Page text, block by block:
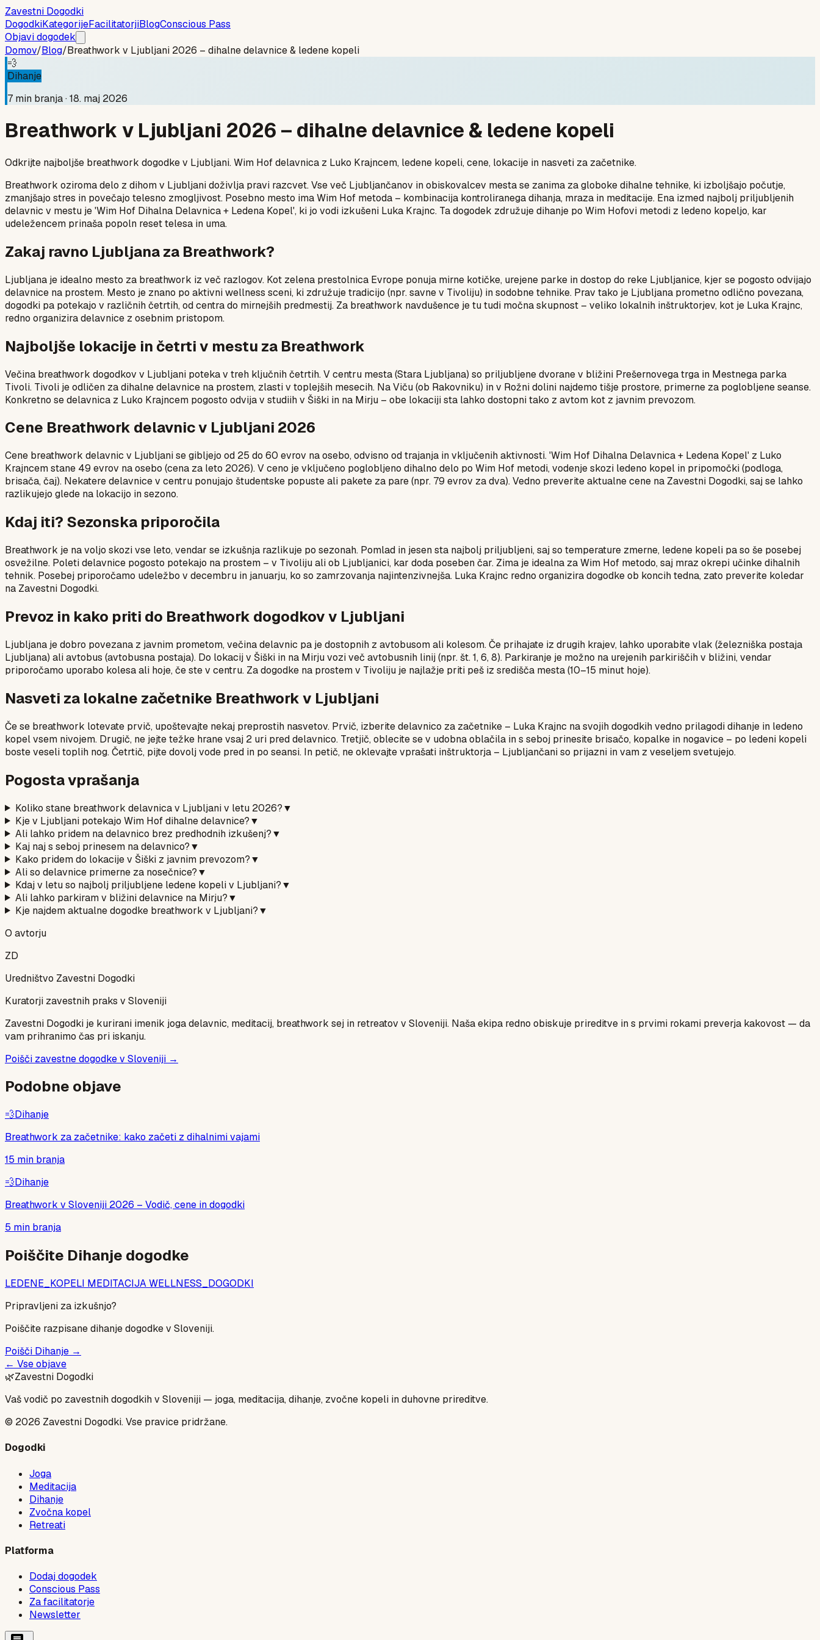
Zavestni Dogodki
DogodkiKategorijeFacilitatorjiBlogConscious Pass
Objavi dogodek
Domov/Blog/Breathwork v Ljubljani 2026 – dihalne delavnice & ledene kopeli
💨
Dihanje
7 min branja ·18. maj 2026
Breathwork v Ljubljani 2026 – dihalne delavnice & ledene kopeli
Odkrijte najboljše breathwork dogodke v Ljubljani. Wim Hof delavnica z Luko Krajncem, ledene kopeli, cene, lokacije in nasveti za začetnike.
Breathwork oziroma delo z dihom v Ljubljani doživlja pravi razcvet. Vse več Ljubljančanov in obiskovalcev mesta se zanima za globoke dihalne tehnike, ki izboljšajo počutje,
zmanjšajo stres in povečajo telesno zmogljivost. Posebno mesto ima Wim Hof metoda – kombinacija kontroliranega dihanja, mraza in meditacije. Ena izmed najbolj priljubljenih
delavnic v mestu je 'Wim Hof Dihalna Delavnica + Ledena Kopel', ki jo vodi izkušeni Luka Krajnc. Ta dogodek združuje dihanje po Wim Hofovi metodi z ledeno kopeljo, kar
udeležencem prinaša popoln reset telesa in uma.
Zakaj ravno Ljubljana za Breathwork?
Ljubljana je idealno mesto za breathwork iz več razlogov. Kot zelena prestolnica Evrope ponuja mirne kotičke, urejene parke in dostop do reke Ljubljanice, kjer se pogosto odvijajo
delavnice na prostem. Mesto je znano po aktivni wellness sceni, ki združuje tradicijo (npr. savne v Tivoliju) in sodobne tehnike. Prav tako je Ljubljana prometno odlično povezana,
dogodki pa potekajo v različnih četrtih, od centra do mirnejših predmestij. Za breathwork navdušence je tu tudi močna skupnost – veliko lokalnih inštruktorjev, kot je Luka Krajnc,
redno organizira delavnice z osebnim pristopom.
Najboljše lokacije in četrti v mestu za Breathwork
Večina breathwork dogodkov v Ljubljani poteka v treh ključnih četrtih. V centru mesta (Stara Ljubljana) so priljubljene dvorane v bližini Prešernovega trga in Mestnega parka
Tivoli. Tivoli je odličen za dihalne delavnice na prostem, zlasti v toplejših mesecih. Na Viču (ob Rakovniku) in v Rožni dolini najdemo tišje prostore, primerne za poglobljene seanse.
Konkretno se delavnica z Luko Krajncem pogosto odvija v studiih v Šiški in na Mirju – obe lokaciji sta lahko dostopni tako z avtom kot z javnim prevozom.
Cene Breathwork delavnic v Ljubljani 2026
Cene breathwork delavnic v Ljubljani se gibljejo od 25 do 60 evrov na osebo, odvisno od trajanja in vključenih aktivnosti. 'Wim Hof Dihalna Delavnica + Ledena Kopel' z Luko
Krajncem stane 49 evrov na osebo (cena za leto 2026). V ceno je vključeno poglobljeno dihalno delo po Wim Hof metodi, vodenje skozi ledeno kopel in pripomočki (podloga,
brisača, čaj). Nekatere delavnice v centru ponujajo študentske popuste ali pakete za pare (npr. 79 evrov za dva). Vedno preverite aktualne cene na Zavestni Dogodki, saj se lahko
razlikujejo glede na lokacijo in sezono.
Kdaj iti? Sezonska priporočila
Breathwork je na voljo skozi vse leto, vendar se izkušnja razlikuje po sezonah. Pomlad in jesen sta najbolj priljubljeni, saj so temperature zmerne, ledene kopeli pa so še posebej
osvežilne. Poleti delavnice pogosto potekajo na prostem – v Tivoliju ali ob Ljubljanici, kar doda poseben čar. Zima je idealna za Wim Hof metodo, saj mraz okrepi učinke dihalnih
tehnik. Posebej priporočamo udeležbo v decembru in januarju, ko so zamrzovanja najintenzivnejša. Luka Krajnc redno organizira dogodke ob koncih tedna, zato preverite koledar
na Zavestni Dogodki.
Prevoz in kako priti do Breathwork dogodkov v Ljubljani
Ljubljana je dobro povezana z javnim prometom, večina delavnic pa je dostopnih z avtobusom ali kolesom. Če prihajate iz drugih krajev, lahko uporabite vlak (železniška postaja
Ljubljana) ali avtobus (avtobusna postaja). Do lokacij v Šiški in na Mirju vozi več avtobusnih linij (npr. št. 1, 6, 8). Parkiranje je možno na urejenih parkiriščih v bližini, vendar
priporočamo uporabo kolesa ali hoje, če ste v centru. Za dogodke na prostem v Tivoliju je najlažje priti peš iz središča mesta (10–15 minut hoje).
Nasveti za lokalne začetnike Breathwork v Ljubljani
Če se breathwork lotevate prvič, upoštevajte nekaj preprostih nasvetov. Prvič, izberite delavnico za začetnike – Luka Krajnc na svojih dogodkih vedno prilagodi dihanje in ledeno
kopel vsem nivojem. Drugič, ne jejte težke hrane vsaj 2 uri pred delavnico. Tretjič, oblecite se v udobna oblačila in s seboj prinesite brisačo, kopalke in nogavice – po ledeni kopeli
boste veseli toplih nog. Četrtič, pijte dovolj vode pred in po seansi. In petič, ne oklevajte vprašati inštruktorja – Ljubljančani so prijazni in vam z veseljem svetujejo.
Pogosta vprašanja
Koliko stane breathwork delavnica v Ljubljani v letu 2026?▼
Kje v Ljubljani potekajo Wim Hof dihalne delavnice?▼
Ali lahko pridem na delavnico brez predhodnih izkušenj?▼
Kaj naj s seboj prinesem na delavnico?▼
Kako pridem do lokacije v Šiški z javnim prevozom?▼
Ali so delavnice primerne za nosečnice?▼
Kdaj v letu so najbolj priljubljene ledene kopeli v Ljubljani?▼
Ali lahko parkiram v bližini delavnice na Mirju?▼
Kje najdem aktualne dogodke breathwork v Ljubljani?▼
O avtorju
ZD
Uredništvo Zavestni Dogodki
Kuratorji zavestnih praks v Sloveniji
Zavestni Dogodki je kurirani imenik joga delavnic, meditacij, breathwork sej in retreatov v Sloveniji. Naša ekipa redno obiskuje prireditve in s prvimi rokami preverja kakovost — da
vam prihranimo čas pri iskanju.
Poišči zavestne dogodke v Sloveniji →
Podobne objave
💨Dihanje
Breathwork za začetnike: kako začeti z dihalnimi vajami
15 min branja
💨Dihanje
Breathwork v Sloveniji 2026 – Vodič, cene in dogodki
5 min branja
Poiščite Dihanje dogodke
LEDENE_KOPELI MEDITACIJAWELLNESS_DOGODKI
Pripravljeni za izkušnjo?
Poiščite razpisanedihanjedogodke v Sloveniji.
Poišči Dihanje →
← Vse objave
🌿Zavestni Dogodki
Vaš vodič po zavestnih dogodkih v Sloveniji — joga, meditacija, dihanje, zvočne kopeli in duhovne prireditve.
© 2026 Zavestni Dogodki. Vse pravice pridržane.
Dogodki
Joga
Meditacija
Dihanje
Zvočna kopel
Retreati
Platforma
Dodaj dogodek
Conscious Pass
Za facilitatorje
Newsletter